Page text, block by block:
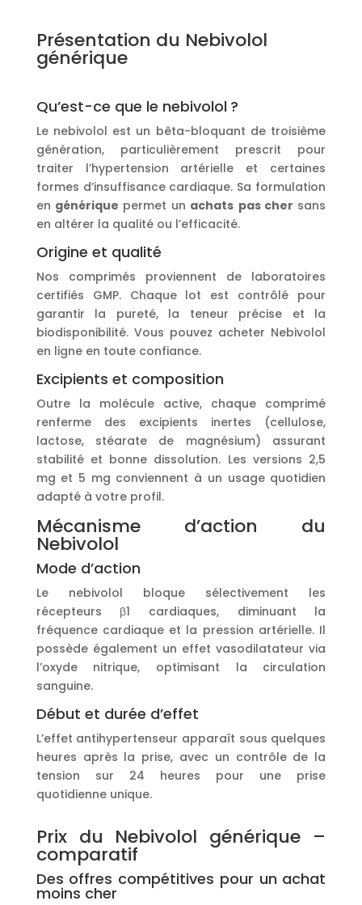
Présentation du Nebivolol
générique
Qu’est-ce que le nebivolol ?
Le nebivolol est un bêta-bloquant de troisième
génération, particulièrement prescrit pour
traiter l’hypertension artérielle et certaines
formes d’insuffisance cardiaque. Sa formulation
en générique permet un achats pas cher sans
en altérer la qualité ou l’efficacité.
Origine et qualité
Nos comprimés proviennent de laboratoires
certifiés GMP. Chaque lot est contrôlé pour
garantir la pureté, la teneur précise et la
biodisponibilité. Vous pouvez acheter Nebivolol
en ligne en toute confiance.
Excipients et composition
Outre la molécule active, chaque comprimé
renferme des excipients inertes (cellulose,
lactose, stéarate de magnésium) assurant
stabilité et bonne dissolution. Les versions 2,5
mg et 5 mg conviennent à un usage quotidien
adapté à votre profil.
Mécanisme d’action du
Nebivolol
Mode d’action
Le nebivolol bloque sélectivement les
récepteurs β1 cardiaques, diminuant la
fréquence cardiaque et la pression artérielle. Il
possède également un effet vasodilatateur via
l’oxyde nitrique, optimisant la circulation
sanguine.
Début et durée d’effet
L’effet antihypertenseur apparaît sous quelques
heures après la prise, avec un contrôle de la
tension sur 24 heures pour une prise
quotidienne unique.
Prix du Nebivolol générique –
comparatif
Des offres compétitives pour un achat
moins cher